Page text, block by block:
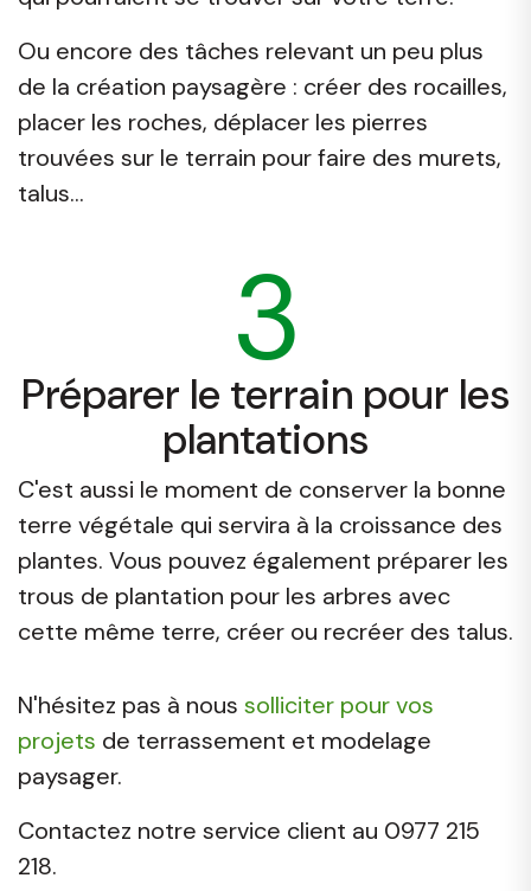
Ou encore des tâches relevant un peu plus
de la création paysagère : créer des rocailles,
placer les roches, déplacer les pierres
trouvées sur le terrain pour faire des murets,
talus...
3
Préparer le terrain pour les
plantations
C'est aussi le moment de conserver la bonne
terre végétale qui servira à la croissance des
plantes. Vous pouvez également préparer les
trous de plantation pour les arbres avec
cette même terre, créer ou recréer des talus.
N'hésitez pas à nous solliciter pour vos
projets de terrassement et modelage
paysager.
Contactez notre service client au 0977 215
218.